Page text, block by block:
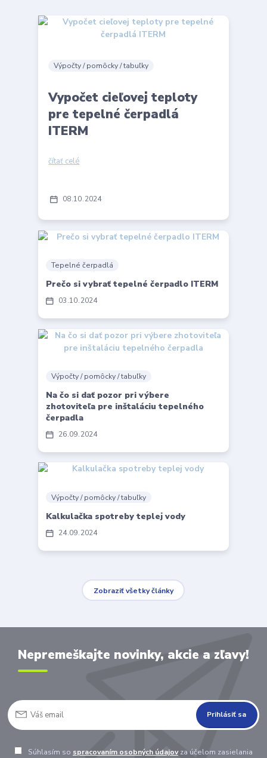
08 10 2024
Výpočty / pomôcky / tabuľky
Vypočet cieľovej teploty
pre tepelné čerpadlá
ITERM
čítať celé
03 10 2024
Tepelné čerpadlá
Prečo si vybrať tepelné čerpadlo ITERM
26 09 2024
Výpočty / pomôcky / tabuľky
Na čo si dať pozor pri výbere
zhotoviteľa pre inštaláciu tepelného
čerpadla
24 09 2024
Výpočty / pomôcky / tabuľky
Kalkulačka spotreby teplej vody
Zobraziť všetky články
Nepremeškajte novinky, akcie a zľavy!
Prihlásiť sa
Súhlasím so spracovaním osobných údajovza účelom zasielania